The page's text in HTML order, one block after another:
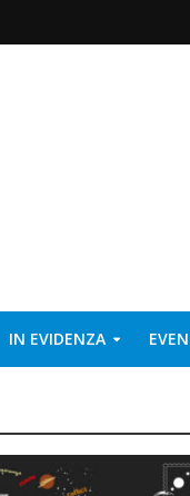
IN EVIDENZA